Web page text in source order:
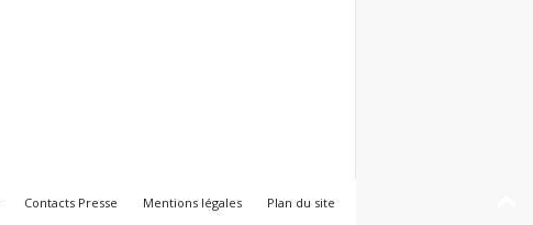
Contacts Presse Mentions légales Plan du site